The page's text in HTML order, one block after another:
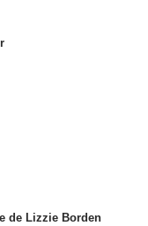
de Lizzie Borden